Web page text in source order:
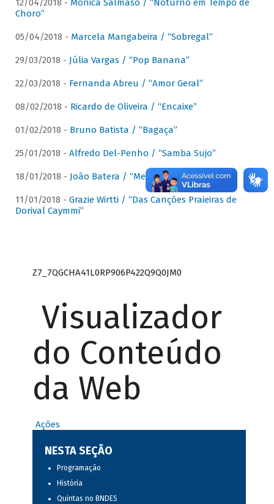
12/04/2018 - Mônica Salmaso / “Noturno em Tempo de
Choro”
05/04/2018 - Marcela Mangabeira / “Sobregal”
29/03/2018 - Júlia Vargas / “Pop Banana”
22/03/2018 - Fernanda Abreu / “Amor Geral”
08/02/2018 - Ricardo de Oliveira / “Encaixe”
01/02/2018 - Bruno Batista / “Bagaça”
25/01/2018 - Alfredo Del-Penho / “Samba Sujo”
18/01/2018 - João Batera / “Meu Pandeiro”
11/01/2018 - Grazie Wirtti / “Das Canções Praieiras de
Dorival Caymmi”
Z7_7QGCHA41L0RP906P422Q9Q0JM0
Visualizador
do Conteúdo
da Web
Ações
NESTA SEÇÃO
Programação
História
Quintas no BNDES